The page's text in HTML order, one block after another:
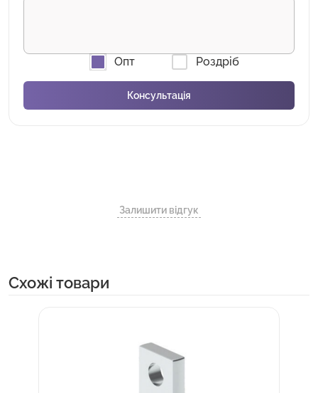
Опт Роздріб
Залишити відгук
Cхожі товари